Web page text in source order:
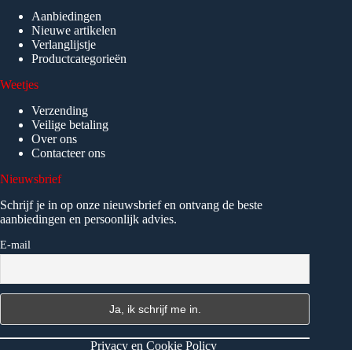
Aanbiedingen
Nieuwe artikelen
Verlanglijstje
Productcategorieën
Weetjes
Verzending
Veilige betaling
Over ons
Contacteer ons
Nieuwsbrief
Schrijf je in op onze nieuwsbrief en ontvang de beste
aanbiedingen en persoonlijk advies.
E-mail
Privacy en Cookie Policy